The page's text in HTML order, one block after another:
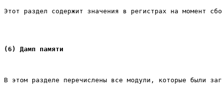
Этот раздел содержит значения в регистрах на момент
(6) Дамп памяти
В этом разделе перечислены все модули, которые были